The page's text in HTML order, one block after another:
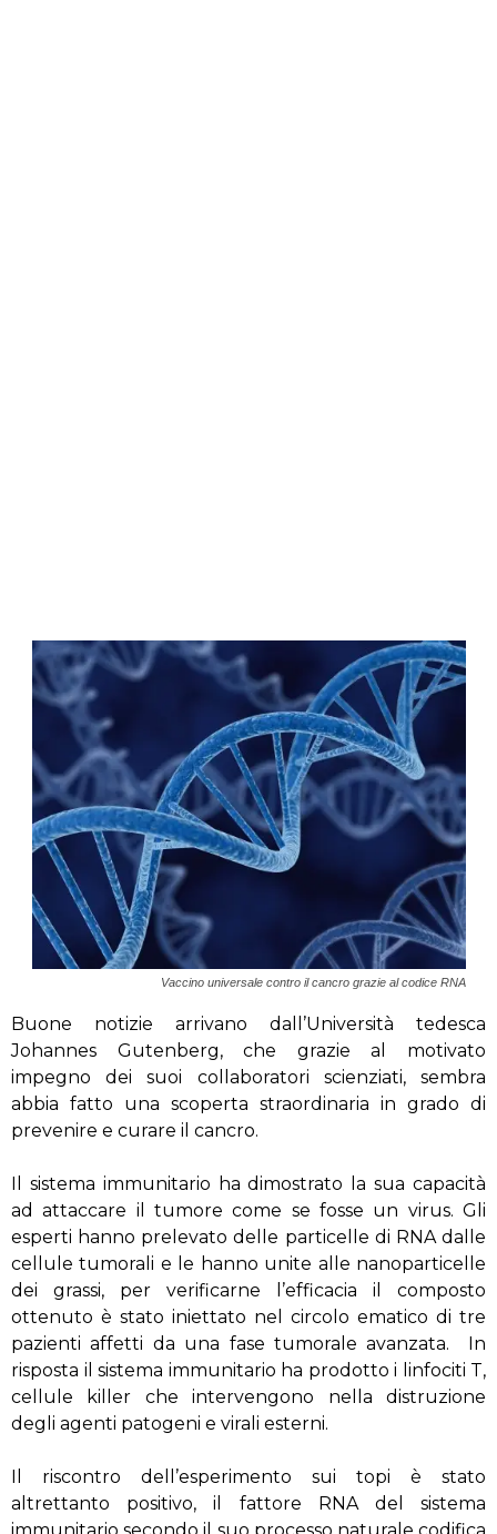
Vaccino universale contro il cancro grazie al codice RNA
Buone notizie arrivano dall’Università tedesca
Johannes Gutenberg, che grazie al motivato
impegno dei suoi collaboratori scienziati, sembra
abbia fatto una scoperta straordinaria in grado di
prevenire e curare il cancro.
Il sistema immunitario ha dimostrato la sua capacità
ad attaccare il tumore come se fosse un virus. Gli
esperti hanno prelevato delle particelle di RNA dalle
cellule tumorali e le hanno unite alle nanoparticelle
dei grassi, per verificarne l’efficacia il composto
ottenuto è stato iniettato nel circolo ematico di tre
pazienti affetti da una fase tumorale avanzata. In
risposta il sistema immunitario ha prodotto i linfociti T,
cellule killer che intervengono nella distruzione
degli agenti patogeni e virali esterni.
Il riscontro dell’esperimento sui topi è stato
altrettanto positivo, il fattore RNA del sistema
immunitario secondo il suo processo naturale codifica